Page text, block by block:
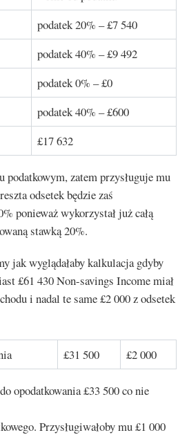
podatek 20% – £7 540
podatek 40% – £9 492
podatek 0% – £0
podatek 40% – £600
£17 632
podatkowym, zatem przysługuje mu
odsetek będzie zaś
ponieważ wykorzystał już całą
stawką 20%.
jak wyglądałaby kalkulacja gdyby
£61 430 Non-savings Income miał
i nadal te same £2 000 z odsetek
£31 500 £2 000
opodatkowania £33 500 co nie
Przysługiwałoby mu £1 000